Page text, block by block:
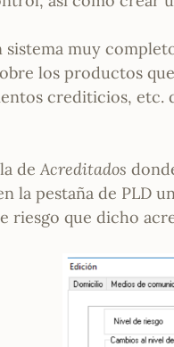
sistema muy
los productos
crediticios, etc.
deAcreditados
la pestaña de PLD
riesgo que dicho